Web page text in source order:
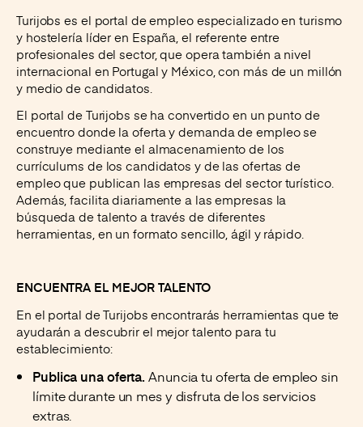
Turijobs es el portal de empleo especializado en turismo
y hostelería líder en España, el referente entre
profesionales del sector, que opera también a nivel
internacional en Portugal y México, con más de un millón
y medio de candidatos.
El portal de Turijobs se ha convertido en un punto de
encuentro donde la oferta y demanda de empleo se
construye mediante el almacenamiento de los
currículums de los candidatos y de las ofertas de
empleo que publican las empresas del sector turístico.
Además, facilita diariamente a las empresas la
búsqueda de talento a través de diferentes
herramientas, en un formato sencillo, ágil y rápido.
ENCUENTRA EL MEJOR TALENTO
En el portal de Turijobs encontrarás herramientas que te
ayudarán a descubrir el mejor talento para tu
establecimiento:
Publica una oferta.Anuncia tu oferta de empleo sin
límite durante un mes y disfruta de los servicios
extras.